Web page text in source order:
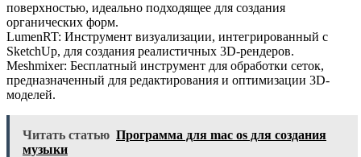
поверхностью, идеально подходящее для создания
органических форм.
LumenRT: Инструмент визуализации, интегрированный с
SketchUp, для создания реалистичных 3D-рендеров.
Meshmixer: Бесплатный инструмент для обработки сеток,
предназначенный для редактирования и оптимизации 3D-
моделей.
Читать статью Программа для mac os для создания
музыки